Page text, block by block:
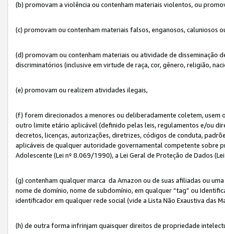
(b) promovam a violência ou contenham materiais violentos, ou
(c) promovam ou contenham materiais falsos, enganosos, caluniosos
(d) promovam ou contenham materiais ou atividade de disseminação
discriminatórios (inclusive em virtude de raça, cor, gênero, religião,
(e) promovam ou realizem atividades ilegais,
(f) forem direcionados a menores ou deliberadamente coletem, usem
outro limite etário aplicável (definido pelas leis, regulamentos e/ou
decretos, licenças, autorizações, diretrizes, códigos de conduta,
aplicáveis de qualquer autoridade governamental competente sobre
Adolescente (Lei nº 8.069/1990), a Lei Geral de Proteção de Dados
(g) contenham qualquer marca da Amazon ou de suas afiliadas ou
nome de domínio, nome de subdomínio, em qualquer “tag” ou
identificador em qualquer rede social (vide a Lista Não Exaustiva das
(h) de outra forma infrinjam quaisquer direitos de propriedade